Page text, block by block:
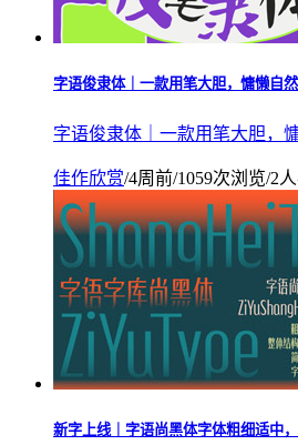
字语俊隶体｜一款用笔大胆，慵懒自
字语俊隶体｜一款用笔大胆，
佳作欣赏/4周前/1059次浏览/2
新字上线｜字语尚黑体字体粗细适中